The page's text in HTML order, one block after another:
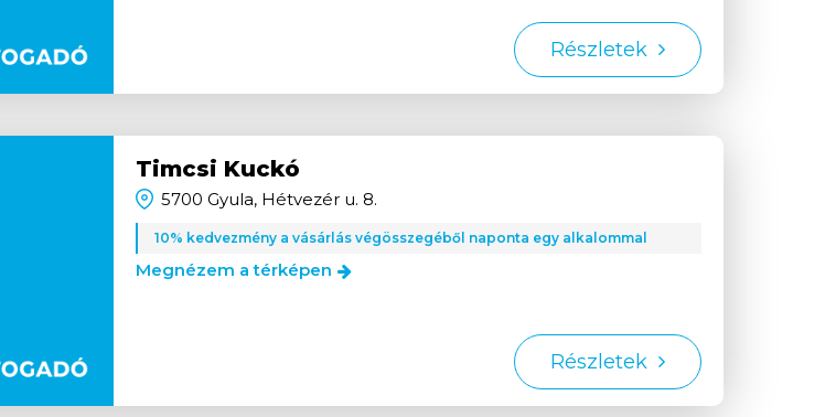
Részletek
Timcsi Kuckó
5700 Gyula, Hétvezér u. 8.
10% kedvezmény a vásárlás végösszegéből naponta egy alkalommal
Megnézem a térképen
Részletek